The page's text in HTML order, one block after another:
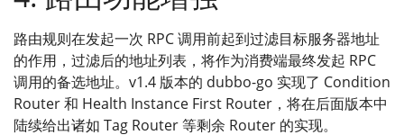
路由规则在发起一次 RPC 调用前起到过滤目标服务器地址
的作用，过滤后的地址列表，将作为消费端最终发起 RPC
调用的备选地址。v1.4 版本的 dubbo-go 实现了 Condition
Router 和 Health Instance First Router，将在后面版本中
陆续给出诸如 Tag Router 等剩余 Router 的实现。